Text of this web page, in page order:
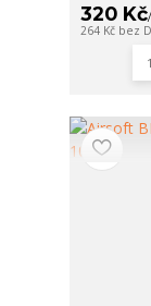
320 Kč/
264 Kč bez